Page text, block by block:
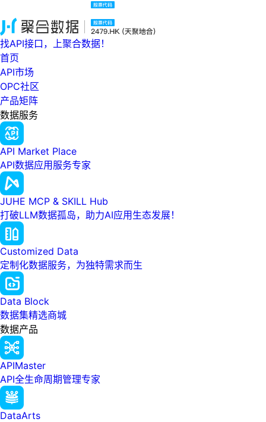
找API接口，上聚合数据！
首页
API市场
OPC社区
产品矩阵
数据服务
API Market Place
API数据应用服务专家
JUHE MCP & SKILL Hub
打破LLM数据孤岛，助力AI应用生态发展！
Customized Data
定制化数据服务，为独特需求而生
Data Block
数据集精选商城
数据产品
APIMaster
API全生命周期管理专家
DataArts